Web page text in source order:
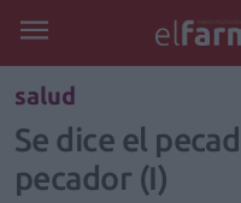
salud
Se dice el
pecador (I)